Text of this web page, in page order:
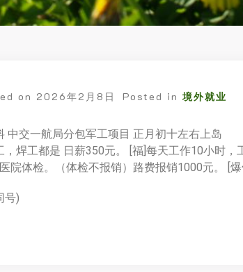
on 2026年2月8日 Posted in境外就业
中交一航局分包军工项目 正月初十左右上岛
，焊工都是 日薪350元。 [福]每天工作10小时
院体检。（体检不报销）路费报销1000元。 [
号)